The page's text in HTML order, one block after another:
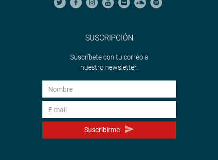
SUSCRIPCIÓN
Suscríbete con tu correo a
nuestro newsletter.
Suscribirme